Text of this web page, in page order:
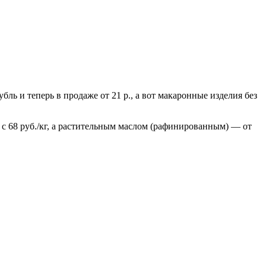
и теперь в продаже от 21 р., а вот макаронные изделия без
с 68 руб./кг, а растительным маслом (рафинированным) — от